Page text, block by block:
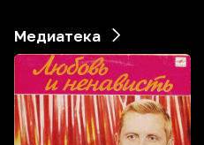
Медиатека